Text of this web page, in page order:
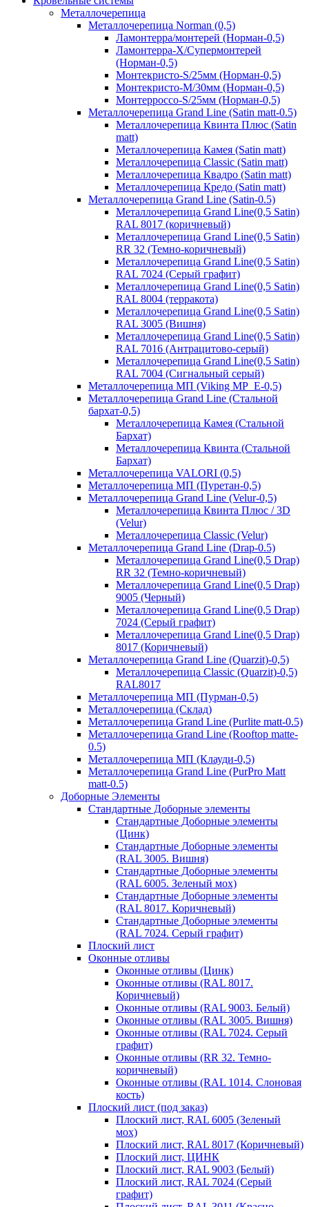
Металлочерепица
Металлочерепица Norman (0,5)
Ламонтерра/монтерей (Норман-0,5)
Ламонтерра-Х/Супермонтерей
(Норман-0,5)
Монтекристо-S/25мм (Норман-0,5)
Монтекристо-M/30мм (Норман-0,5)
Монтерроссо-S/25мм (Норман-0,5)
Металлочерепица Grand Line (Satin matt-0.5)
Металлочерепица Квинта Плюс (Satin
matt)
Металлочерепица Камея (Satin matt)
Металлочерепица Classic (Satin matt)
Металлочерепица Квадро (Satin matt)
Металлочерепица Кредо (Satin matt)
Металлочерепица Grand Line (Satin-0.5)
Металлочерепица Grand Line(0,5 Satin)
RAL 8017 (коричневый)
Металлочерепица Grand Line(0,5 Satin)
RR 32 (Темно-коричневый)
Металлочерепица Grand Line(0,5 Satin)
RAL 7024 (Серый графит)
Металлочерепица Grand Line(0,5 Satin)
RAL 8004 (терракота)
Металлочерепица Grand Line(0,5 Satin)
RAL 3005 (Вишня)
Металлочерепица Grand Line(0,5 Satin)
RAL 7016 (Антрацитово-серый)
Металлочерепица Grand Line(0,5 Satin)
RAL 7004 (Сигнальный серый)
Металлочерепица МП (Viking MP_E-0,5)
Металлочерепица Grand Line (Стальной
бархат-0,5)
Металлочерепица Камея (Стальной
Бархат)
Металлочерепица Квинта (Стальной
Бархат)
Металлочерепица VALORI (0,5)
Металлочерепица МП (Пуретан-0,5)
Металлочерепица Grand Line (Velur-0,5)
Металлочерепица Квинта Плюс / 3D
(Velur)
Металлочерепица Classic (Velur)
Металлочерепица Grand Line (Drap-0.5)
Металлочерепица Grand Line(0,5 Drap)
RR 32 (Темно-коричневый)
Металлочерепица Grand Line(0,5 Drap)
9005 (Черный)
Металлочерепица Grand Line(0,5 Drap)
7024 (Серый графит)
Металлочерепица Grand Line(0,5 Drap)
8017 (Коричневый)
Металлочерепица Grand Line (Quarzit)-0,5)
Металлочерепица Classic (Quarzit)-0,5)
RAL8017
Металлочерепица МП (Пурман-0,5)
Металлочерепица (Склад)
Металлочерепица Grand Line (Purlite matt-0.5)
Металлочерепица Grand Line (Rooftop matte-
0.5)
Металлочерепица МП (Клауди-0,5)
Металлочерепица Grand Line (PurPro Matt
matt-0.5)
Доборные Элементы
Стандартные Доборные элементы
Стандартные Доборные элементы
(Цинк)
Стандартные Доборные элементы
(RAL 3005. Вишня)
Стандартные Доборные элементы
(RAL 6005. Зеленый мох)
Стандартные Доборные элементы
(RAL 8017. Коричневый)
Стандартные Доборные элементы
(RAL 7024. Серый графит)
Плоский лист
Оконные отливы
Оконные отливы (Цинк)
Оконные отливы (RAL 8017.
Коричневый)
Оконные отливы (RAL 9003. Белый)
Оконные отливы (RAL 3005. Вишня)
Оконные отливы (RAL 7024. Серый
графит)
Оконные отливы (RR 32. Темно-
коричневый)
Оконные отливы (RAL 1014. Слоновая
кость)
Плоский лист (под заказ)
Плоский лист, RAL 6005 (Зеленый
мох)
Плоский лист, RAL 8017 (Коричневый)
Плоский лист, ЦИНК
Плоский лист, RAL 9003 (Белый)
Плоский лист, RAL 7024 (Серый
графит)